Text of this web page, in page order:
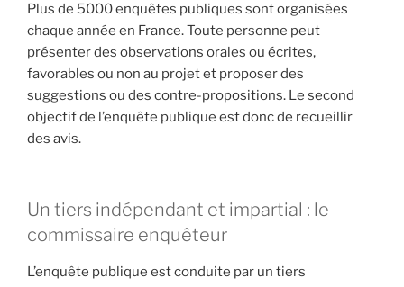
Plus de 5000 enquêtes publiques sont organisées
chaque année en France. Toute personne peut
présenter des observations orales ou écrites,
favorables ou non au projet et proposer des
suggestions ou des contre-propositions. Le second
objectif de l’enquête publique est donc de recueillir
des avis.
Un tiers indépendant et impartial : le
commissaire enquêteur
L’enquête publique est conduite par un tiers